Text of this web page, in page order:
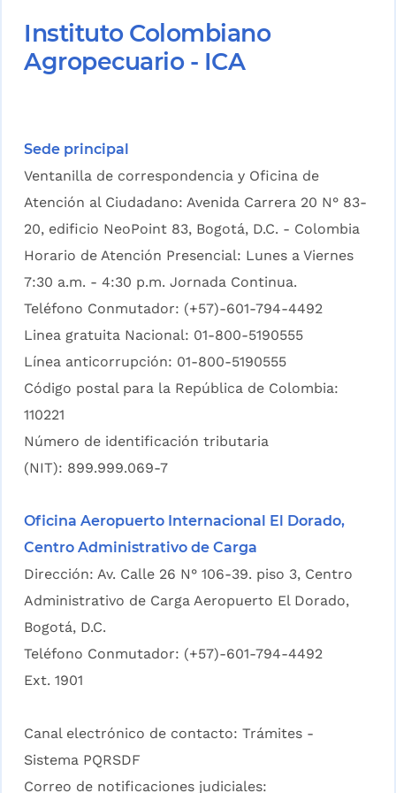
Instituto Colombiano
Agropecuario - ICA
Sede principal
Ventanilla de correspondencia y Oficina de
Atención al Ciudadano: Avenida Carrera 20 N° 83-
20, edificio NeoPoint 83, Bogotá, D.C. - Colombia
Horario de Atención Presencial: Lunes a Viernes
7:30 a.m. - 4:30 p.m. Jornada Continua.
Teléfono Conmutador: (+57)-601-794-4492
Linea gratuita Nacional: 01-800-5190555
Línea anticorrupción: 01-800-5190555
Código postal para la República de Colombia:
110221
Número de identificación tributaria
(NIT): 899.999.069-7
Oficina Aeropuerto Internacional El Dorado,
Centro Administrativo de Carga
Dirección: Av. Calle 26 N° 106-39. piso 3, Centro
Administrativo de Carga Aeropuerto El Dorado,
Bogotá, D.C.
Teléfono Conmutador: (+57)-601-794-4492
Ext. 1901
Canal electrónico de contacto: Trámites -
Sistema PQRSDF
Correo de notificaciones judiciales: